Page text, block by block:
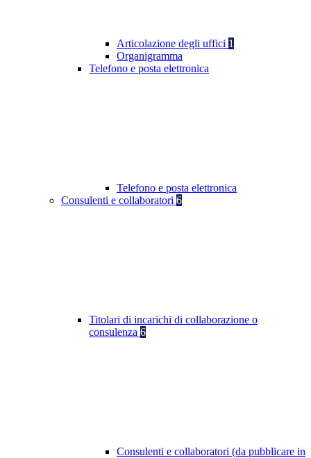
Articolazione degli uffici 1
Organigramma
Telefono e posta elettronica
Telefono e posta elettronica
Consulenti e collaboratori 6
Titolari di incarichi di collaborazione o
consulenza 6
Consulenti e collaboratori (da pubblicare in